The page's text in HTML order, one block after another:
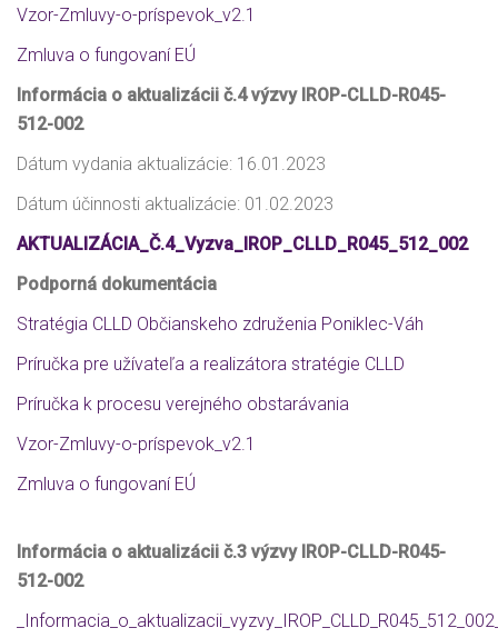
Vzor-Zmluvy-o-príspevok_v2.1
Zmluva o fungovaní EÚ
Informácia o aktualizácii č.4 výzvy IROP-CLLD-R045-
512-002
Dátum vydania aktualizácie: 16.01.2023
Dátum účinnosti aktualizácie: 01.02.2023
AKTUALIZÁCIA_Č.4_Vyzva_IROP_CLLD_R045_512_002
Podporná dokumentácia
Stratégia CLLD Občianskeho združenia Poniklec-Váh
Príručka pre užívateľa a realizátora stratégie CLLD
Príručka k procesu verejného obstarávania
Vzor-Zmluvy-o-príspevok_v2.1
Zmluva o fungovaní EÚ
Informácia o aktualizácii č.3 výzvy IROP-CLLD-R045-
512-002